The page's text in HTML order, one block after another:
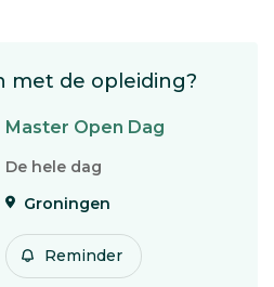
met de opleiding?
Master Open Dag
De hele dag
Groningen
Reminder